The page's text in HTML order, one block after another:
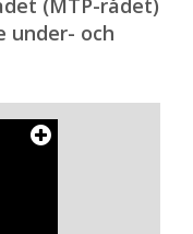
(MTP-rådet)
under- och